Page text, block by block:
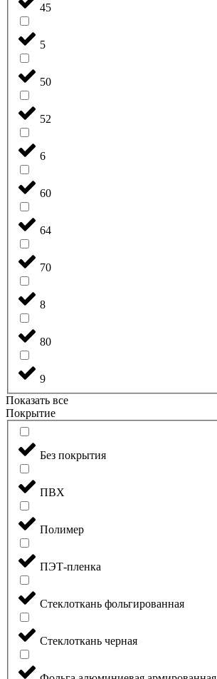
45
5
50
52
6
60
64
70
8
80
9
Показать все
Покрытие
Без покрытия
ПВХ
Полимер
ПЭТ-пленка
Стеклоткань фольгированная
Стеклоткань черная